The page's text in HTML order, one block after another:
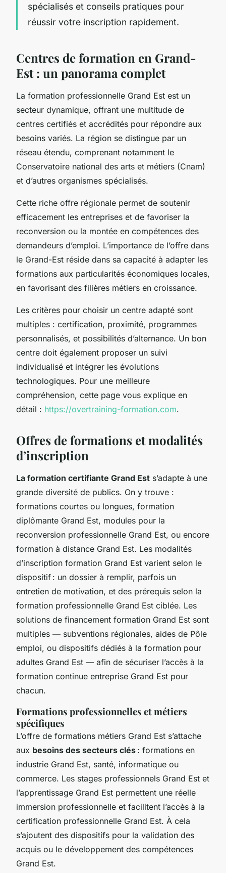
spécialisés et conseils pratiques pour
réussir votre inscription rapidement.
Centres de formation en Grand-
Est : un panorama complet
La formation professionnelle Grand Est est un
secteur dynamique, offrant une multitude de
centres certifiés et accrédités pour répondre aux
besoins variés. La région se distingue par un
réseau étendu, comprenant notamment le
Conservatoire national des arts et métiers (Cnam)
et d’autres organismes spécialisés.
Cette riche offre régionale permet de soutenir
efficacement les entreprises et de favoriser la
reconversion ou la montée en compétences des
demandeurs d’emploi. L’importance de l’offre dans
le Grand-Est réside dans sa capacité à adapter les
formations aux particularités économiques locales,
en favorisant des filières métiers en croissance.
Les critères pour choisir un centre adapté sont
multiples : certification, proximité, programmes
personnalisés, et possibilités d’alternance. Un bon
centre doit également proposer un suivi
individualisé et intégrer les évolutions
technologiques. Pour une meilleure
compréhension, cette page vous explique en
détail : https://overtraining-formation.com.
Offres de formations et modalités
d’inscription
La formation certifiante Grand Est s’adapte à une
grande diversité de publics. On y trouve :
formations courtes ou longues, formation
diplômante Grand Est, modules pour la
reconversion professionnelle Grand Est, ou encore
formation à distance Grand Est. Les modalités
d’inscription formation Grand Est varient selon le
dispositif : un dossier à remplir, parfois un
entretien de motivation, et des prérequis selon la
formation professionnelle Grand Est ciblée. Les
solutions de financement formation Grand Est sont
multiples — subventions régionales, aides de Pôle
emploi, ou dispositifs dédiés à la formation pour
adultes Grand Est — afin de sécuriser l’accès à la
formation continue entreprise Grand Est pour
chacun.
Formations professionnelles et métiers
spécifiques
L’offre de formations métiers Grand Est s’attache
aux besoins des secteurs clés : formations en
industrie Grand Est, santé, informatique ou
commerce. Les stages professionnels Grand Est et
l’apprentissage Grand Est permettent une réelle
immersion professionnelle et facilitent l’accès à la
certification professionnelle Grand Est. À cela
s’ajoutent des dispositifs pour la validation des
acquis ou le développement des compétences
Grand Est.